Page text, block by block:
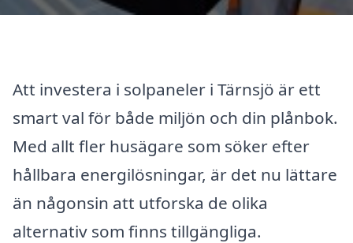
Att investera i solpaneler i Tärnsjö är ett
smart val för både miljön och din plånbok.
Med allt fler husägare som söker efter
hållbara energilösningar, är det nu lättare
än någonsin att utforska de olika
alternativ som finns tillgängliga.